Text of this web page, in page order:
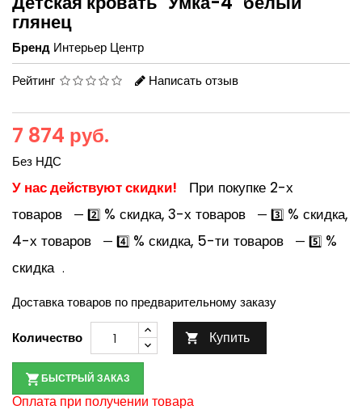
глянец
Бренд Интерьер Центр
Рейтинг
Написать отзыв
7 874 руб.
Без НДС
У нас действуют скидки!
При покупке 2-х
товаров
— 2️⃣ % скидка, 3-х товаров — 3️⃣ % скидка,
4-х товаров
— 4️⃣ % скидка, 5-ти товаров — 5️⃣ %
скидка .
Доставка товаров по предварительному заказу
Количество  Купить
БЫСТРЫЙ ЗАКАЗ
Оплата при получении товара